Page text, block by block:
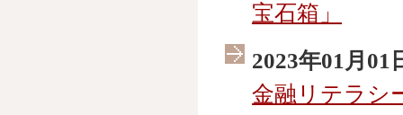
宝石箱」
2023年01月01
金融リテラシ